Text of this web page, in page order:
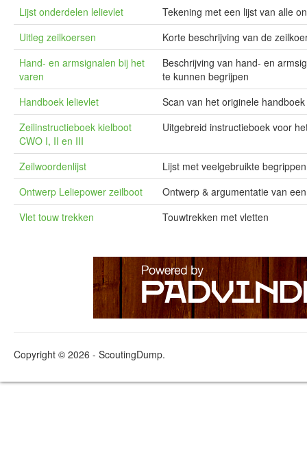
Lijst onderdelen lelievlet
Tekening met een lijst van alle
Uitleg zeilkoersen
Korte beschrijving van de
Hand- en armsignalen bij het
varen
Beschrijving van hand- en
te kunnen begrijpen
Handboek lelievlet
Scan van het originele handboek
Zeilinstructieboek kielboot
CWO I, II en III
Uitgebreid instructieboek voor
Zeilwoordenlijst
Lijst met veelgebruikte
Ontwerp Leliepower zeilboot
Ontwerp & argumentatie van
Vlet touw trekken
Touwtrekken met vletten
Copyright © 2026 - ScoutingDump.